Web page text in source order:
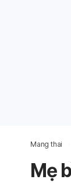
Mang thai
Mẹ